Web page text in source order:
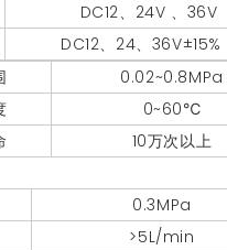
DC12、24V 、36V
DC12、24、36V±15%
0.02~0.8MPa
0~60℃
10万次以上
0.3MPa
>5L/min